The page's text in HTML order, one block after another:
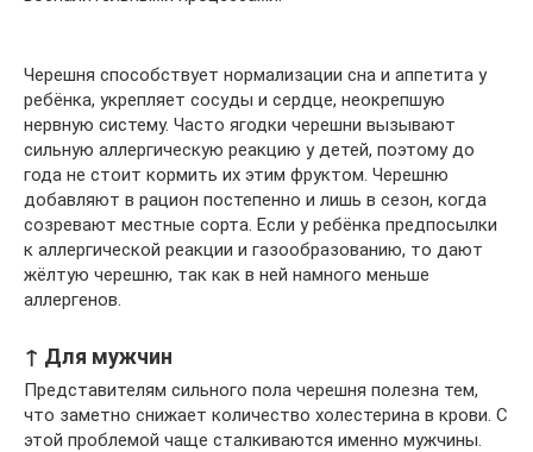
Черешня способствует нормализации сна и аппетита у
ребёнка, укрепляет сосуды и сердце, неокрепшую
нервную систему. Часто ягодки черешни вызывают
сильную аллергическую реакцию у детей, поэтому до
года не стоит кормить их этим фруктом. Черешню
добавляют в рацион постепенно и лишь в сезон, когда
созревают местные сорта. Если у ребёнка предпосылки
к аллергической реакции и газообразованию, то дают
жёлтую черешню, так как в ней намного меньше
аллергенов.
↑ Для мужчин
Представителям сильного пола черешня полезна тем,
что заметно снижает количество холестерина в крови. С
этой проблемой чаще сталкиваются именно мужчины.